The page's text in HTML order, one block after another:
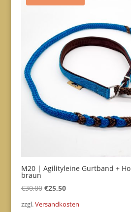
M20 | Agilityleine Gurtband +
braun
€30,00 Ursprünglicher
€25,50Aktueller
zzgl.Versandkosten